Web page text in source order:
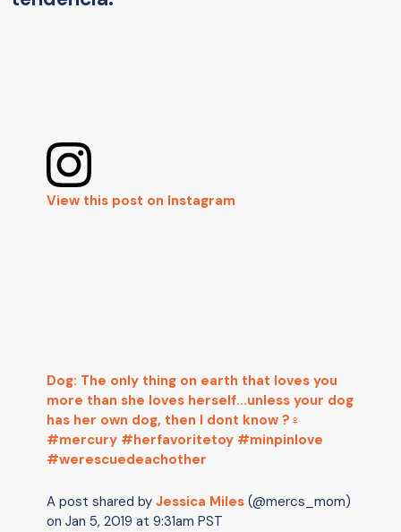
View this post on Instagram
Dog: The only thing on earth that loves you
more than she loves herself...unless your dog
has her own dog, then I dont know ?‍♀️
#mercury #herfavoritetoy #minpinlove
#werescuedeachother
A post shared by Jessica Miles (@mercs_mom)
on Jan 5, 2019 at 9:31am PST